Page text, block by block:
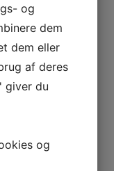
og
dem
dem eller
af deres
giver du
og